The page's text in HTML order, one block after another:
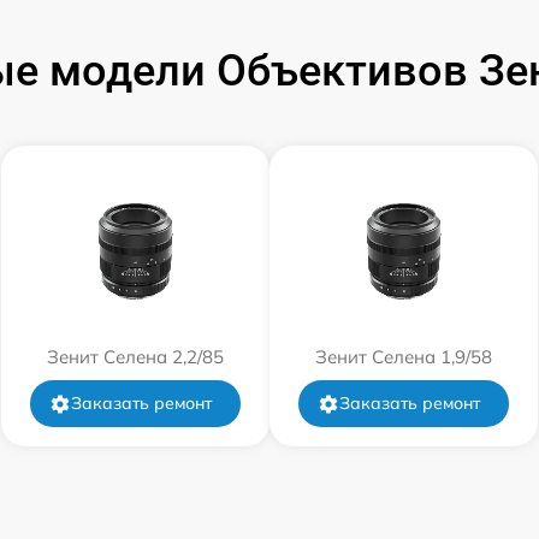
от 60 мин
от 60 мин
модели Объективов
Зенит Селена 2,2/85
Заказать ремонт
Зенит Селена 1,9/58
Заказать ремонт